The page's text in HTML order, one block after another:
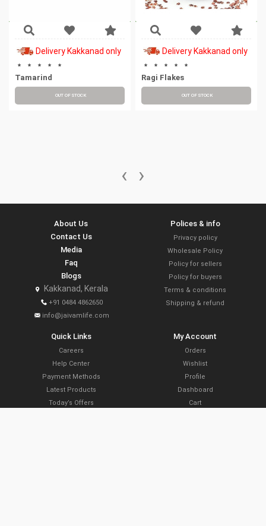
Delivery Kakkanad only
Tamarind
OUT OF STOCK
Delivery Kakkanad only
Ragi Flakes
OUT OF STOCK
‹ ›
About Us
Contact Us
Media
Faq
Blogs
Kakkanad, Kerala
+91 0484 4862650
info@jaivamlife.com
Polices & info
Privacy policy
Wholesale Policy
Policy for sellers
Policy for buyers
Terms & conditions
Shipping & refund
Quick Links
Careers
Help Center
Payment Methods
Latest Products
Today’s Offers
My Account
Orders
Wishlist
Profile
Dashboard
Cart